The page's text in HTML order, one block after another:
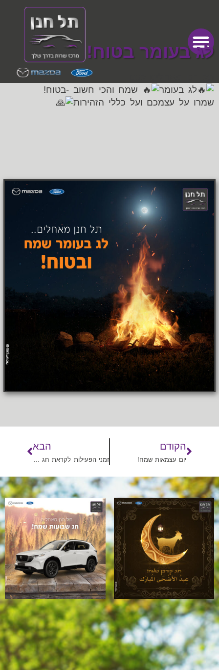
לג בעומר בטוח!
לג בעומר
שמח והכי חשוב -בטוח!
שמרו על עצמכם ועל כללי הזהירות
הקודם
יום עצמאות שמח!
הבא
זמני הפעילות לקראת חג שבועות